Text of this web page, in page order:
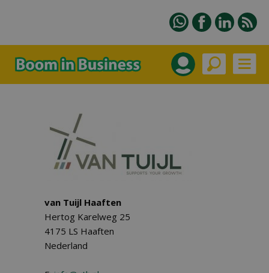
van Tuijl Haaften
Hertog Karelweg 25
4175 LS Haaften
Nederland